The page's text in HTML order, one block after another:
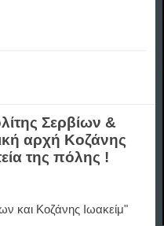
Σερβίων &
αρχή Κοζάνης
της πόλης !
και Κοζάνης Ιωακείμ"